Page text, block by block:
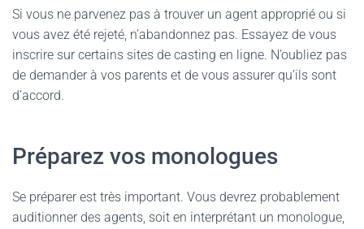
Si vous ne parvenez pas à trouver un agent approprié ou si
vous avez été rejeté, n’abandonnez pas. Essayez de vous
inscrire sur certains sites de casting en ligne. N’oubliez pas
de demander à vos parents et de vous assurer qu’ils sont
d’accord.
Préparez vos monologues
Se préparer est très important. Vous devrez probablement
auditionner des agents, soit en interprétant un monologue,